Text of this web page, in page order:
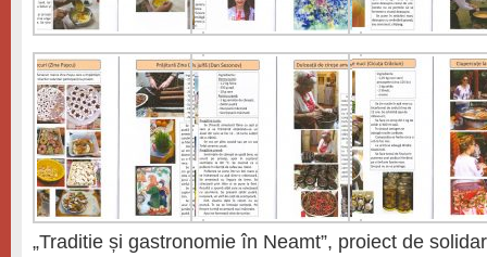
„Traditie și gastronomie în Neamt”, proiect de